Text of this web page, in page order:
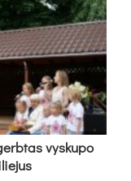
vys­ku­po